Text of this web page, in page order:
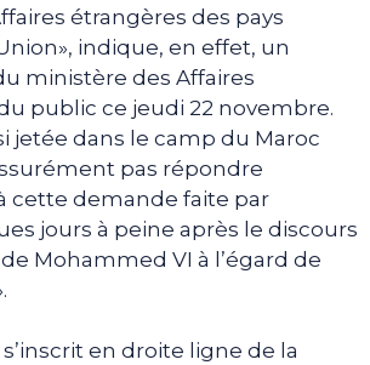
étrangères des pays
indique, en effet, un
ministère des Affaires
public ce jeudi 22 novembre.
jetée dans le camp du Maroc
pas répondre
cette demande faite par
jours à peine après le discours
Mohammed VI à l’égard de
en droite ligne de la